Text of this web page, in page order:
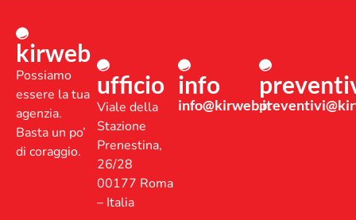
kirweb
Possiamo
essere la tua
agenzia.
Basta un po’
di coraggio.
ufficio
Viale della
Stazione
Prenestina,
26/28
00177 Roma
– Italia
info
info@kirweb.it